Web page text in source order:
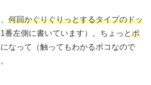
何回かぐりぐりっとするタイプのドッ
1番左側に書いています）。ちょっとポ
になって（触ってもわかるポコなので